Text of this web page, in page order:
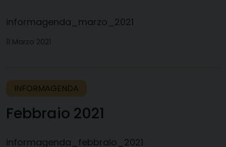
informagenda_marzo_2021
11 Marzo 2021
INFORMAGENDA
Febbraio 2021
informagenda_febbraio_2021